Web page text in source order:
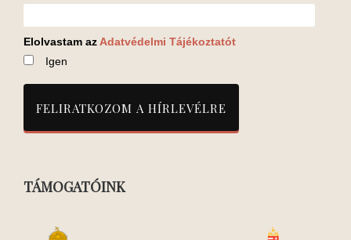
Elolvastam az Adatvédelmi Tájékoztatót
Igen
TÁMOGATÓINK